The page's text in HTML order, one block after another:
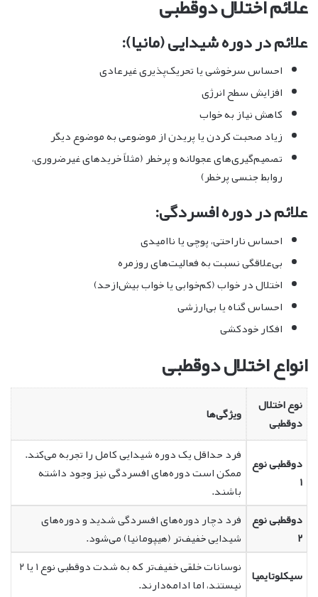
علائم در دوره شیدایی (مانیا):
احساس سرخوشی یا تحریک‌پذیری غیرعادی
افزایش سطح انرژی
کاهش نیاز به خواب
زیاد صحبت کردن یا پریدن از موضوعی به موضوع دیگر
تصمیم‌گیری‌های عجولانه و پرخطر (مثلاً خریدهای غیرضروری،
روابط جنسی پرخطر)
علائم در دوره افسردگی:
احساس ناراحتی، پوچی یا ناامیدی
بی‌علاقگی نسبت به فعالیت‌های روزمره
اختلال در خواب (کم‌خوابی یا خواب بیش‌ازحد)
احساس گناه یا بی‌ارزشی
افکار خودکشی
انواع اختلال دوقطبی
نوع اختلال
دوقطبی
ویژگی‌ها
دوقطبی نوع
۱
فرد حداقل یک دوره شیدایی کامل را تجربه می‌کند.
ممکن است دوره‌های افسردگی نیز وجود داشته
باشند.
دوقطبی نوع
۲
فرد دچار دوره‌های افسردگی شدید و دوره‌های
شیدایی خفیف‌تر (هیپومانیا) می‌شود.
سیکلوتایمیا
نوسانات خلقی خفیف‌تر که به شدت دوقطبی نوع ۱ یا ۲
نیستند، اما ادامه‌دارند.